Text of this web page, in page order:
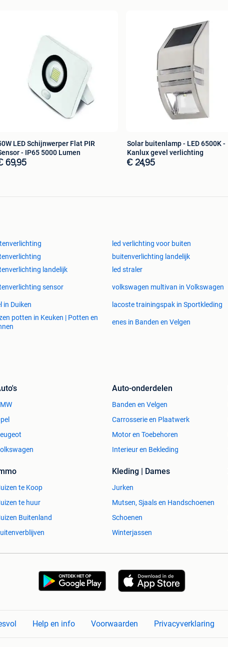
LED Schijnwerper Flat PIR
- IP65 5000 Lumen
69,95
Solar buitenlamp - LED 6500K -
Kanlux gevel verlichting
€ 24,95
led verlichting voor buiten
buitenverlichting landelijk
landelijk led straler
sensor volkswagen multivan in Volkswagen
in Duiken lacoste trainingspak in Sportkleding
potten in Keuken | Potten en
enes in Banden en Velgen
Auto-onderdelen
Banden en Velgen
Carrosserie en Plaatwerk
Motor en Toebehoren
Interieur en Bekleding
te Koop
te huur
Buitenland
Kleding | Dames
Jurken
Mutsen, Sjaals en Handschoenen
Schoenen
Winterjassen
Help en info Voorwaarden Privacyverklaring